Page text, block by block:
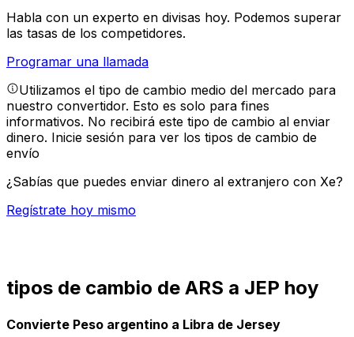
Habla con un experto en divisas hoy. Podemos superar
las tasas de los competidores.
Programar una llamada
Utilizamos el tipo de cambio medio del mercado para
nuestro convertidor. Esto es solo para fines
informativos. No recibirá este tipo de cambio al enviar
dinero. Inicie sesión para ver los tipos de cambio de
envío
¿Sabías que puedes enviar dinero al extranjero con Xe?
Regístrate hoy mismo
tipos de cambio de ARS a JEP hoy
Convierte Peso argentino a Libra de Jersey